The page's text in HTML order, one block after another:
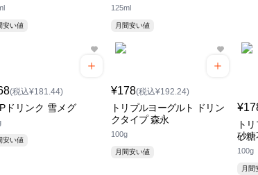
間安い値
125ml
月間安い値
(税込¥181.44)
ドリンク 雪メグ
間安い値
¥178(税込¥192.24)
トリプルヨーグルト ドリン
クタイプ 森永
100g
月間安い値
ト
砂糖
100g
月